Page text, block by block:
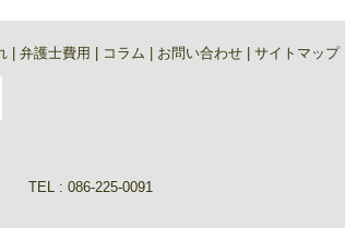
弁護士費用 コラム お問い合わせ サイトマップ|
TEL : 086-225-0091